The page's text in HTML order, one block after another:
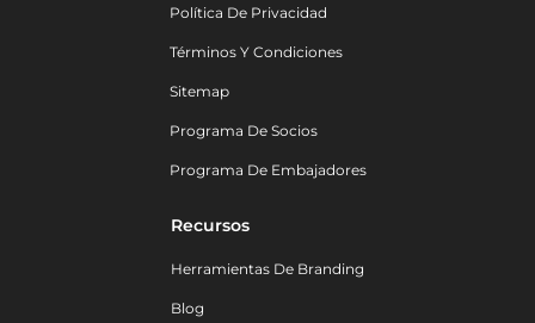
Política De Privacidad
Términos Y Condiciones
Sitemap
Programa De Socios
Programa De Embajadores
Recursos
Herramientas De Branding
Blog